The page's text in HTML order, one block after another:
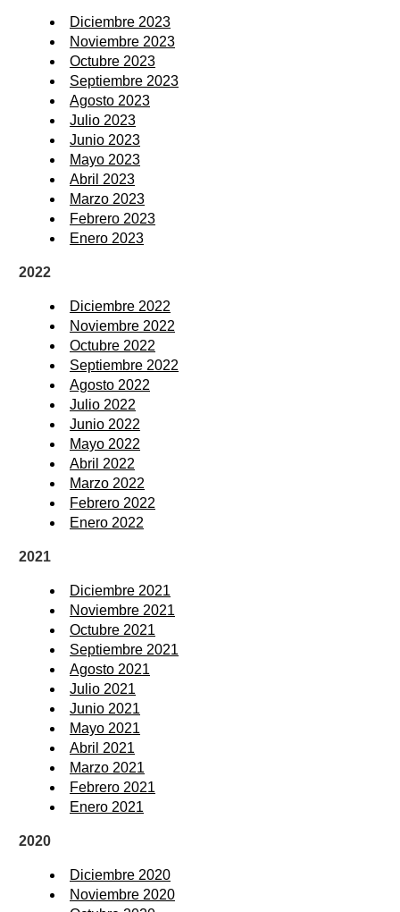
Diciembre 2023
Noviembre 2023
Octubre 2023
Septiembre 2023
Agosto 2023
Julio 2023
Junio 2023
Mayo 2023
Abril 2023
Marzo 2023
Febrero 2023
Enero 2023
2022
Diciembre 2022
Noviembre 2022
Octubre 2022
Septiembre 2022
Agosto 2022
Julio 2022
Junio 2022
Mayo 2022
Abril 2022
Marzo 2022
Febrero 2022
Enero 2022
2021
Diciembre 2021
Noviembre 2021
Octubre 2021
Septiembre 2021
Agosto 2021
Julio 2021
Junio 2021
Mayo 2021
Abril 2021
Marzo 2021
Febrero 2021
Enero 2021
2020
Diciembre 2020
Noviembre 2020